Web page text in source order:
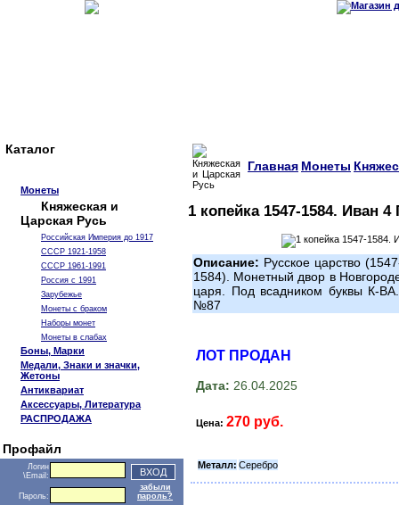
Каталог
Монеты
Княжеская и
Царская Русь
Российская Империя до 1917
СССР 1921-1958
СССР 1961-1991
Россия с 1991
Зарубежье
Монеты с браком
Наборы монет
Монеты в слабах
Боны, Марки
Медали, Знаки и значки,
Жетоны
Антиквариат
Аксессуары, Литература
РАСПРОДАЖА
Профайл
Логин
\Email:
Пароль:
забыли
пароль?
Главная Монеты
1 копейка 1547-1584. Иван
Описание: Русское царство
1584). Монетный двор в
царя. Под всадником буквы К-
№87
ЛОТ ПРОДАН
Дата: 26.04.2025
Цена: 270 руб.
Металл: Серебро